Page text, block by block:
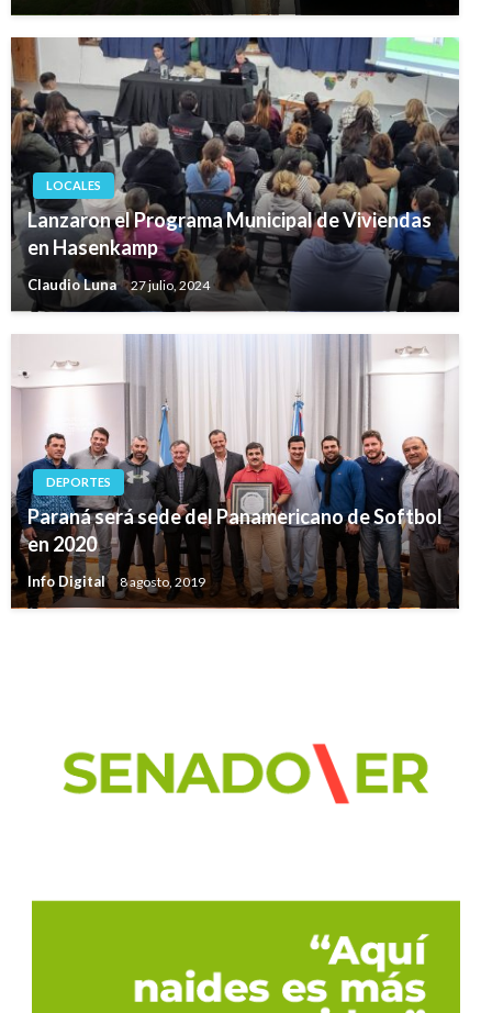
LOCALES
Lanzaron el Programa Municipal de Viviendas
en Hasenkamp
Claudio Luna 27 julio, 2024
DEPORTES
Paraná será sede del Panamericano de Softbol
en 2020
Info Digital 8 agosto, 2019